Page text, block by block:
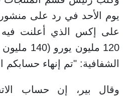
يوم الأحد في رد على منشور
على إكس الذي أعلنت فيه
120 مليون
الشفافية: "تم إنهاء حسابكم
وقال بير، إن حساب